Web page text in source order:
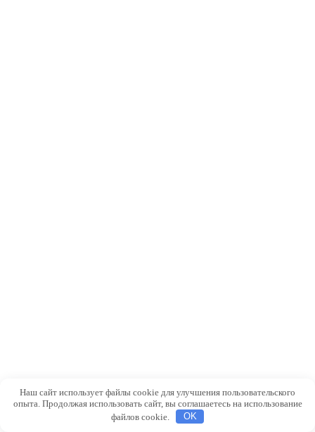
Наш сайт использует файлы cookie для улучшения пользовательского
опыта. Продолжая использовать сайт, вы соглашаетесь на использование
файлов cookie.
OK